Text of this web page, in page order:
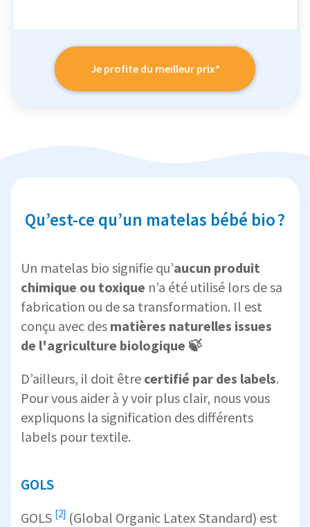
Je profite du meilleur prix*
Qu’est-ce qu’un matelas bébé bio ?
Un matelas bio signifie qu’aucun produit
chimique ou toxique n’a été utilisé lors de sa
fabrication ou de sa transformation. Il est
conçu avec des matières naturelles issues
de l'agriculture biologique 🍃
D’ailleurs, il doit être certifié par des labels.
Pour vous aider à y voir plus clair, nous vous
expliquons la signification des différents
labels pour textile.
GOLS
GOLS [2] (Global Organic Latex Standard) est